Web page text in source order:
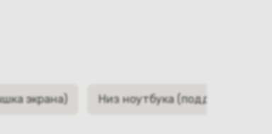
экрана) Низ ноутбука (поддон,